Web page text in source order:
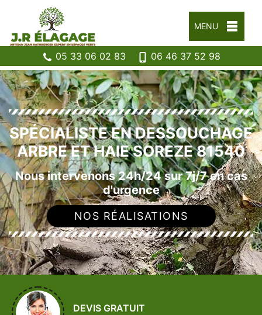
MENU
05 33 06 02 83 06 46 37 52 98
SPÉCIALISTE EN DESSOUCHAGE
ARBRE ET HAIE SOREZE 81540
Nous intervenons 24h/24 sur 7j/7 en cas
d'urgence
NOS RÉALISATIONS
DEVIS GRATUIT